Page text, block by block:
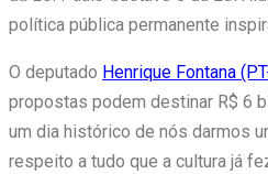
política pública permanente
O deputado Henrique Fontana
propostas podem destinar R$ 6
um dia histórico de nós darmos
respeito a tudo que a cultura já